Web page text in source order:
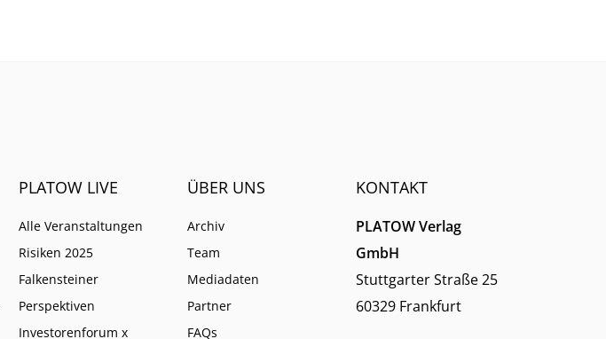
PLATOW LIVE
Alle Veranstaltungen
Risiken 2025
Falkensteiner
Perspektiven
Investorenforum x
ÜBER UNS
Archiv
Team
Mediadaten
Partner
FAQs
KONTAKT
PLATOW Verlag
GmbH
Stuttgarter Straße 25
60329 Frankfurt